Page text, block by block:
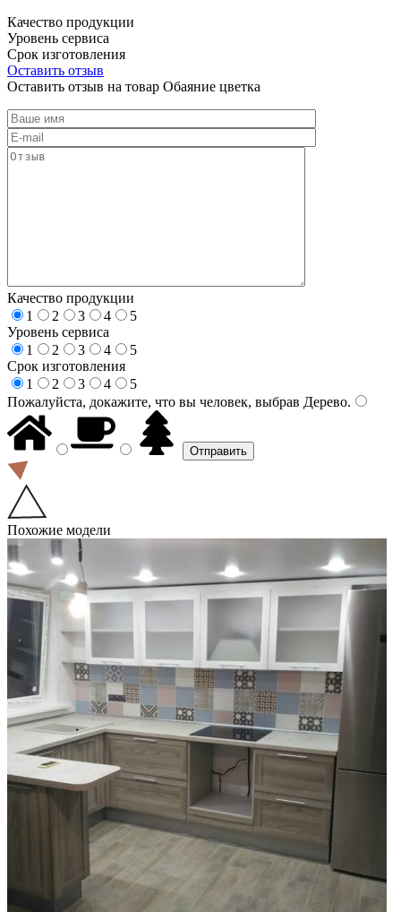
Качество продукции
Уровень сервиса
Срок изготовления
Оставить отзыв
Оставить отзыв на товар Обаяние цветка
Качество продукции
1
2 3 4
5
Уровень сервиса
1
2 3 4
5
Срок изготовления
1
2 3 4
5
Пожалуйста, докажите, что вы человек, выбрав Дерево.
Похожие модели